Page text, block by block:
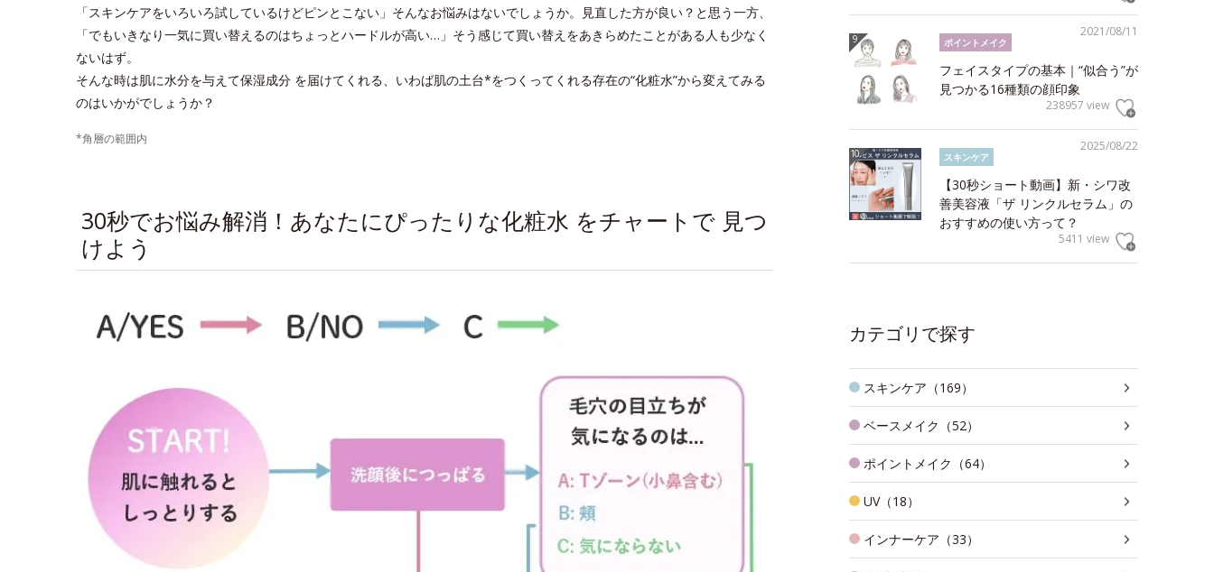
「スキンケアをいろいろ試しているけどピンとこない」そんなお悩みはないでしょうか。見直した方が良い？と思う一方、
「でもいきなり一気に買い替えるのはちょっとハードルが高い…」そう感じて買い替えをあきらめたことがある人も少なく
ないはず。
そんな時は肌に水分を与えて保湿成分 を届けてくれる、いわば肌の土台*をつくってくれる存在の“化粧水”から変えてみる
のはいかがでしょうか？
*角層の範囲内
30秒でお悩み解消！あなたにぴったりな化粧水 をチャートで 見つ
けよう
2021/08/11
ポイントメイク
フェイスタイプの基本｜“似合う”が
見つかる16種類の顔印象
238957 view
2025/08/22
スキンケア
【30秒ショート動画】新・シワ改
善美容液「ザ リンクルセラム」の
おすすめの使い方って？
5411 view
カテゴリで探す
スキンケア（169）
ベースメイク（52）
ポイントメイク（64）
UV（18）
インナーケア（33）